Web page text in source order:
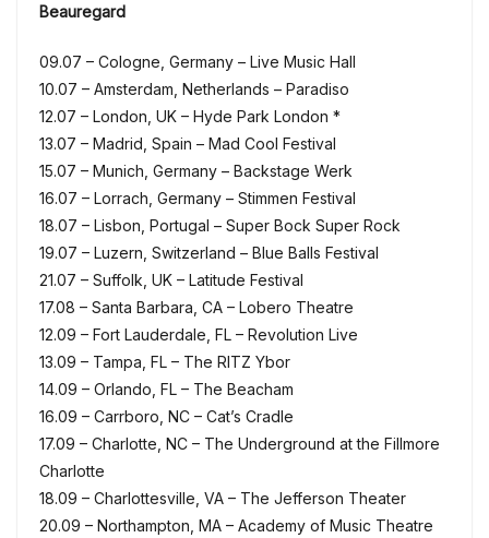
Beauregard
09.07 – Cologne, Germany – Live Music Hall
10.07 – Amsterdam, Netherlands – Paradiso
12.07 – London, UK – Hyde Park London *
13.07 – Madrid, Spain – Mad Cool Festival
15.07 – Munich, Germany – Backstage Werk
16.07 – Lorrach, Germany – Stimmen Festival
18.07 – Lisbon, Portugal – Super Bock Super Rock
19.07 – Luzern, Switzerland – Blue Balls Festival
21.07 – Suffolk, UK – Latitude Festival
17.08 – Santa Barbara, CA – Lobero Theatre
12.09 – Fort Lauderdale, FL – Revolution Live
13.09 – Tampa, FL – The RITZ Ybor
14.09 – Orlando, FL – The Beacham
16.09 – Carrboro, NC – Cat’s Cradle
17.09 – Charlotte, NC – The Underground at the Fillmore
Charlotte
18.09 – Charlottesville, VA – The Jefferson Theater
20.09 – Northampton, MA – Academy of Music Theatre